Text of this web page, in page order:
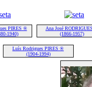
PIRES ®
1940)
Ana José
(1866-1957)
Luís Rodrigues PIRES ®
(1904-1994)